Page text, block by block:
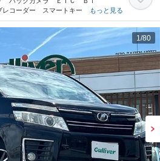
レコーダー スマートキー 両
オートマチックハイビー
）
もっと見る
1 /80